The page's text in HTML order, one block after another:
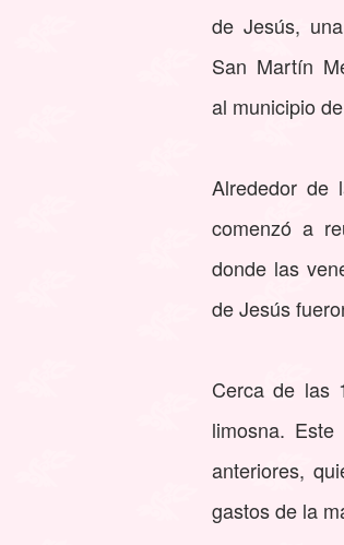
de Jesús,
San Martín
al municipio
Alrededor de
comenzó a
donde las
de Jesús
Cerca de las
limosna.
anteriores,
gastos de la